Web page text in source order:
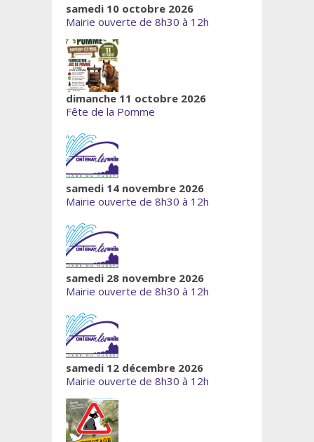
samedi 10 octobre 2026
Mairie ouverte de 8h30 à 12h
dimanche 11 octobre 2026
Fête de la Pomme
samedi 14 novembre 2026
Mairie ouverte de 8h30 à 12h
samedi 28 novembre 2026
Mairie ouverte de 8h30 à 12h
samedi 12 décembre 2026
Mairie ouverte de 8h30 à 12h